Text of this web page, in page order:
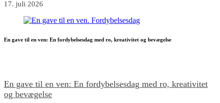
17. juli 2026
En gave til en ven: En fordybelsesdag med ro, kreativitet og bevægelse
En gave til en ven: En fordybelsesdag med ro, kreativitet
og bevægelse